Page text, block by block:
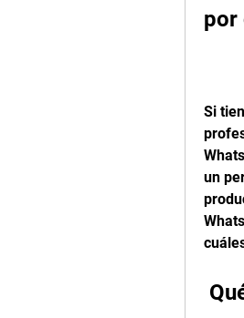
por
Si
un